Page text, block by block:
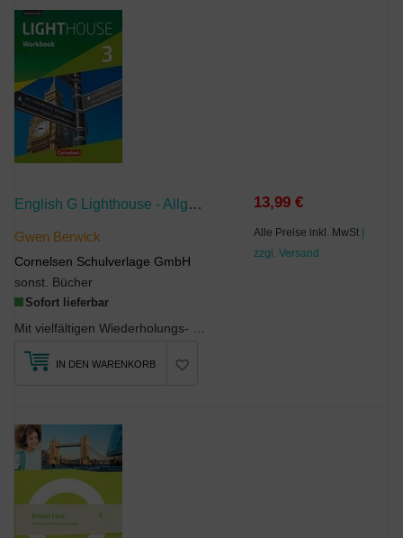
English G Lighthouse - Allgemeine Ausgabe - Band 3: 7. Schuljahr
Gwen Berwick
Cornelsen Schulverlage GmbH
sonst. Bücher
Sofort lieferbar
13,99 €
Alle Preise inkl. MwSt |
zzgl. Versand
IN DEN WARENKORB